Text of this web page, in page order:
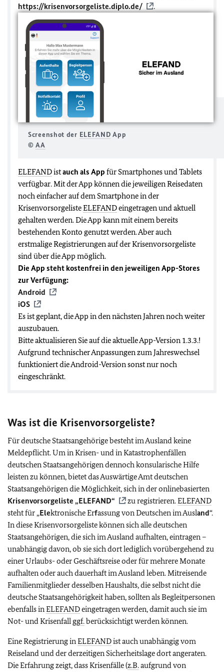
https://krisenvorsorgeliste.diplo.de/
.
Screenshot der ELEFAND App
©AA
ELEFANDistauch als App für Smartphones und Tablets
verfügbar. Mit der App können die jeweiligen Reisedaten
noch einfacher auf dem Smartphone in der
KrisenvorsorgelisteELEFANDeingetragen und aktuell
gehalten werden. Die App kann mit einem bereits
bestehenden Konto genutzt werden. Aber auch
erstmalige Registrierungen auf der Krisenvorsorgeliste
sind über die App möglich.
Die App steht kostenfrei in den jeweiligen App-Stores
zur Verfügung:
Android
iOS
Es ist geplant, die App in den nächsten Jahren noch weiter
auszubauen.
Bitte aktualisieren Sie auf die aktuelle App-Version 1.3.3.!
Aufgrund technischer Anpassungen zum Jahreswechsel
funktioniert die Android-Version sonst nur noch
eingeschränkt.
Was ist die Krisenvorsorgeliste?
Für deutsche Staatsangehörige besteht im Ausland keine
Meldepflicht. Um in Krisen- und in Katastrophenfällen
deutschen Staatsangehörigen dennoch konsularische Hilfe
leisten zu können, bietet das Auswärtige Amt deutschen
Staatsangehörigen die Möglichkeit, sich in der onlinebasierten
Krisenvorsorgeliste „ELEFAND“ zu registrieren.ELEFAND
steht für „Elektronische Erfassung von Deutschen im Ausland“.
In diese Krisenvorsorgeliste können sich alle deutschen
Staatsangehörigen, die sich im Ausland aufhalten, eintragen –
unabhängig davon, ob sie sich dort lediglich vorübergehend zu
einer Urlaubs- oder Geschäftsreise oder für mehrere Monate
aufhalten oder auch dauerhaft im Ausland leben. Mitreisende
Familienmitglieder desselben Haushalts, die selbst nicht die
deutsche Staatsangehörigkeit haben, sollten als Begleitpersonen
ebenfalls inELEFANDeingetragen werden, damit auch sie im
Not- und Krisenfall ggf.berücksichtigt werden können.
Eine Registrierung inELEFANDist auch unabhängig vom
Reiseland und der derzeitigen Sicherheitslage dort angeraten.
Die Erfahrung zeigt, dass Krisenfälle (z.B.aufgrund von